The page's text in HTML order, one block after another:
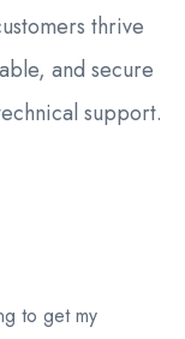
thrive
and secure
support.
to get my